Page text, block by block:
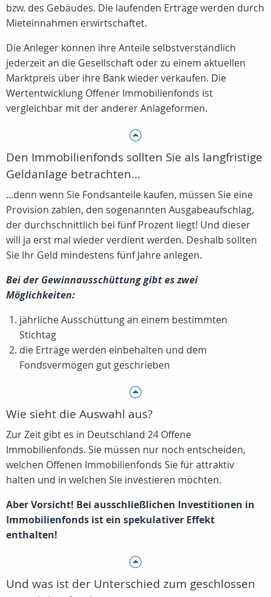
bzw. des Gebäudes. Die laufenden Erträge werden durch
Mieteinnahmen erwirtschaftet.
Die Anleger können ihre Anteile selbstverständlich
jederzeit an die Gesellschaft oder zu einem aktuellen
Marktpreis über ihre Bank wieder verkaufen. Die
Wertentwicklung Offener Immobilienfonds ist
vergleichbar mit der anderer Anlageformen.
Den Immobilienfonds sollten Sie als langfristige
Geldanlage betrachten...
...denn wenn Sie Fondsanteile kaufen, müssen Sie eine
Provision zahlen, den sogenannten Ausgabeaufschlag,
der durchschnittlich bei fünf Prozent liegt! Und dieser
will ja erst mal wieder verdient werden. Deshalb sollten
Sie Ihr Geld mindestens fünf Jahre anlegen.
Bei der Gewinnausschüttung gibt es zwei
Möglichkeiten:
jährliche Ausschüttung an einem bestimmten
Stichtag
die Erträge werden einbehalten und dem
Fondsvermögen gut geschrieben
Wie sieht die Auswahl aus?
Zur Zeit gibt es in Deutschland 24 Offene
Immobilienfonds. Sie müssen nur noch entscheiden,
welchen Offenen Immobilienfonds Sie für attraktiv
halten und in welchen Sie investieren möchten.
Aber Vorsicht! Bei ausschließlichen Investitionen in
Immobilienfonds ist ein spekulativer Effekt
enthalten!
Und was ist der Unterschied zum geschlossen